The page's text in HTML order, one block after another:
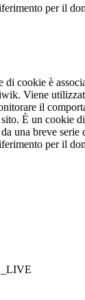
per il
di cookie è
Viene
il
È un cookie
una breve serie
per il